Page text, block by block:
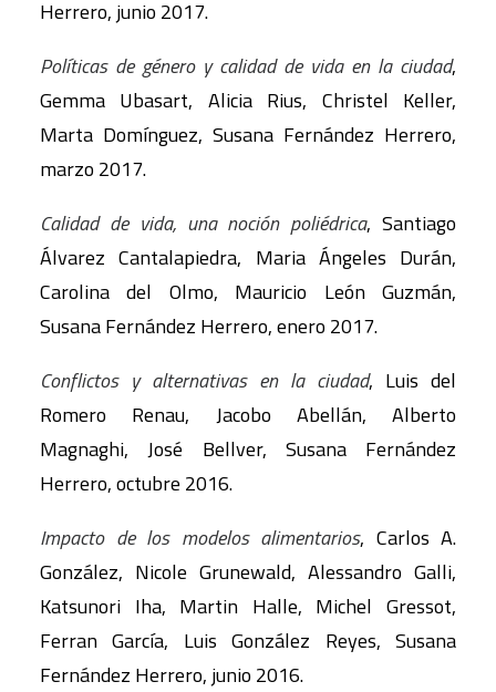
Herrero, junio 2017.
Políticas de género y calidad de vida en la ciudad,
Gemma Ubasart, Alicia Rius, Christel Keller,
Marta Domínguez, Susana Fernández Herrero,
marzo 2017.
Calidad de vida, una noción poliédrica, Santiago
Álvarez Cantalapiedra, Maria Ángeles Durán,
Carolina del Olmo, Mauricio León Guzmán,
Susana Fernández Herrero, enero 2017.
Conflictos y alternativas en la ciudad, Luis del
Romero Renau, Jacobo Abellán, Alberto
Magnaghi, José Bellver, Susana Fernández
Herrero, octubre 2016.
Impacto de los modelos alimentarios, Carlos A.
González, Nicole Grunewald, Alessandro Galli,
Katsunori Iha, Martin Halle, Michel Gressot,
Ferran García, Luis González Reyes, Susana
Fernández Herrero, junio 2016.